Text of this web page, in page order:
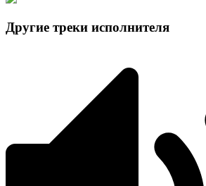
Другие треки исполнителя